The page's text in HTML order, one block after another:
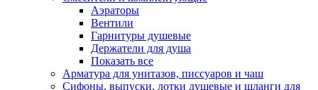
Аэраторы
Вентили
Гарнитуры душевые
Держатели для душа
Показать все
Арматура для унитазов, писсуаров и чаш
Сифоны, выпуски, лотки душевые и шланги для